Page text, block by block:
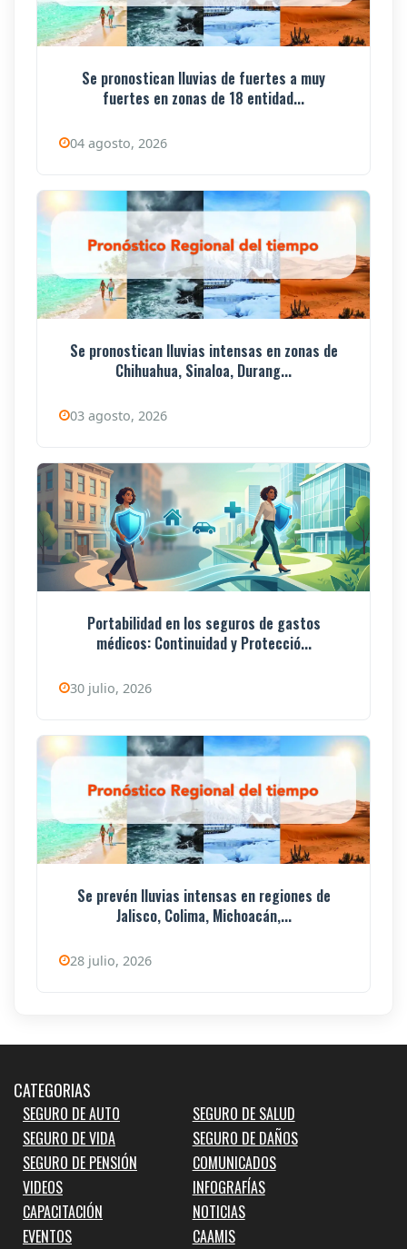
Se pronostican lluvias de fuertes a muy
fuertes en zonas de 18 entidad...
04 agosto, 2026
Se pronostican lluvias intensas en zonas de
Chihuahua, Sinaloa, Durang...
03 agosto, 2026
Portabilidad en los seguros de gastos
médicos: Continuidad y Protecció...
30 julio, 2026
Se prevén lluvias intensas en regiones de
Jalisco, Colima, Michoacán,...
28 julio, 2026
CATEGORIAS
SEGURO DE AUTO
SEGURO DE SALUD
SEGURO DE VIDA
SEGURO DE DAÑOS
SEGURO DE PENSIÓN
COMUNICADOS
VIDEOS
INFOGRAFÍAS
CAPACITACIÓN
NOTICIAS
EVENTOS
CAAMIS